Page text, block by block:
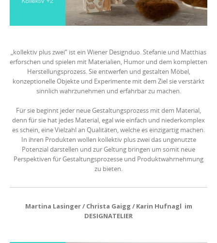
„kollektiv plus zwei“ ist ein Wiener Designduo. Stefanie und Matthias
erforschen und spielen mit Materialien, Humor und dem kompletten
Herstellungsprozess. Sie entwerfen und gestalten Möbel,
konzeptionelle Objekte und Experimente mit dem Ziel sie verstärkt
sinnlich wahrzunehmen und erfahrbar zu machen.
Für sie beginnt jeder neue Gestaltungsprozess mit dem Material,
denn für sie hat jedes Material, egal wie einfach und niederkomplex
es schein, eine Vielzahl an Qualitäten, welche es einzigartig machen.
In ihren Produkten wollen kollektiv plus zwei das ungenutzte
Potenzial darstellen und zur Geltung bringen um somit neue
Perspektiven für Gestaltungsprozesse und Produktwahrnehmung
zu bieten.
Martina Lasinger / Christa Gaigg / Karin Hufnagl im
DESIGNATELIER